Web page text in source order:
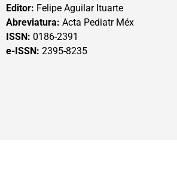
Editor: Felipe Aguilar Ituarte
Abreviatura: Acta Pediatr Méx
ISSN: 0186-2391
e-ISSN: 2395-8235